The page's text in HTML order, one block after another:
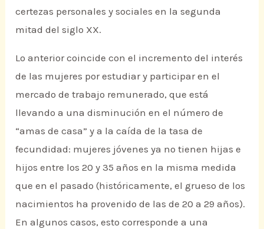
certezas personales y sociales en la segunda
mitad del siglo XX.
Lo anterior coincide con el incremento del interés
de las mujeres por estudiar y participar en el
mercado de trabajo remunerado, que está
llevando a una disminución en el número de
“amas de casa” y a la caída de la tasa de
fecundidad: mujeres jóvenes ya no tienen hijas e
hijos entre los 20 y 35 años en la misma medida
que en el pasado (históricamente, el grueso de los
nacimientos ha provenido de las de 20 a 29 años).
En algunos casos, esto corresponde a una